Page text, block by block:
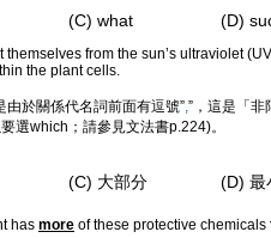
(C) what (D)
from the sun’s ultraviolet
the plant cells.
於關係代名詞前面有逗號”,”，這是「
選which；請參見文法書p.224)。
(C) 大部分 (D) 最
has more of these protective chemicals